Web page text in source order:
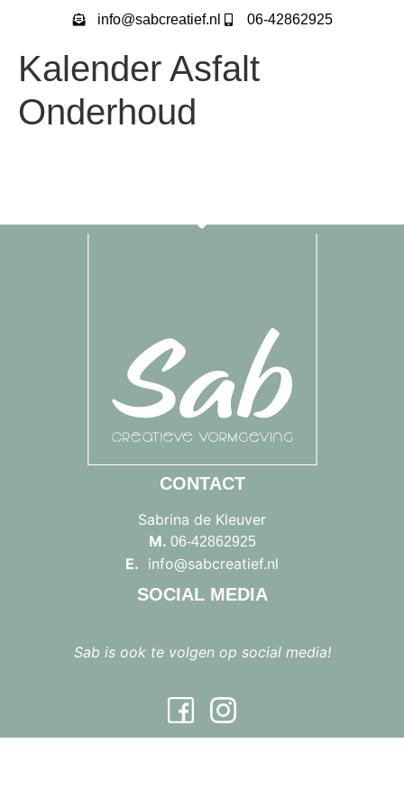
info@sabcreatief.nl 06-42862925
Kalender Asfalt
Onderhoud
CONTACT
Sabrina de Kleuver
M. 06-42862925
E. info@sabcreatief.nl
SOCIAL MEDIA
Sab is ook te volgen op social media!